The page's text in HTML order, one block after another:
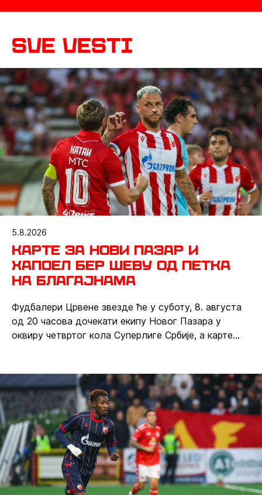
sve vesti
5.8.2026
Карте за Нови Пазар и
Хапоел Бер Шеву од петка
на благајнама
Фудбалери Црвене звезде ће у суботу, 8. августа
од 20 часова дочекати екипу Новог Пазара у
оквиру четвртог кола Суперлиге Србије, а карте